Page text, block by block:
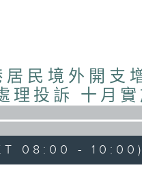
民境外開支
理投訴 十月實
08:00 - 10:00)